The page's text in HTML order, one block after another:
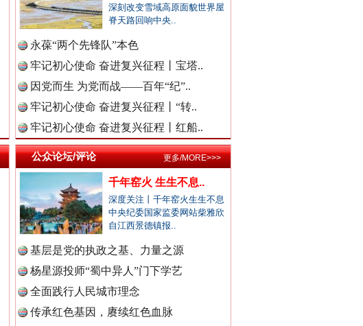
郏县通报"15岁女孩被当街暴打"..
宁波通报患儿术后离世医疗事件
襄阳多家精神病医院被曝骗医保
成都成华区深夜通报"非遗"乱象..
官方通报国企董事长打人被拘
找国土所所长办事被借68万元？
公务员考生笔试面试第一落选？
中标公告套网络人名，湖北通报
南宁通报“一教师脚踢小学生”
周知！公安部这个举报平台上线..
村民“从小被父母砍手割耳”？
民警走访吓得家里老人欲轻生？
安徽颍上县红星镇发布道歉声明
医院弄错CT女子被误诊“绝症”
驾车致4死,审理时开贫困证明？
濉溪县通报黑臭水体流入农灌区
外交部发布重磅视频：《不跪！》
现场视频！山东舰出扼台东
深刻改变雪域高原面貌世界屋
脊天路回响中央..
永葆“两个先锋队”本色
牢记初心使命 奋进复兴征程丨宝塔..
因党而生 为党而战——百年“纪”..
牢记初心使命 奋进复兴征程丨“转..
牢记初心使命 奋进复兴征程丨红船..
公众论坛/评论
千年窑火 生生不息..
深度关注丨千年窑火生生不息
中央纪委国家监委网站柴雅欣
自江西景德镇报..
基层是党的执政之基、力量之源
杨星源投师“蜀中异人”门下学艺
全面践行人民城市理念
传承红色基因，赓续红色血脉
更多/MORE>>>